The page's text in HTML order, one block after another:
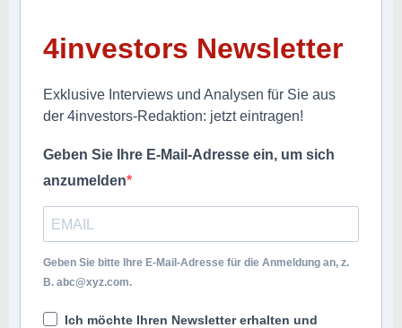
4investors Newsletter
Exklusive Interviews und Analysen für Sie aus
der 4investors-Redaktion: jetzt eintragen!
Geben Sie Ihre E-Mail-Adresse ein, um sich
anzumelden
Geben Sie bitte Ihre E-Mail-Adresse für die Anmeldung an, z.
B. abc@xyz.com.
Ich möchte Ihren Newsletter erhalten und